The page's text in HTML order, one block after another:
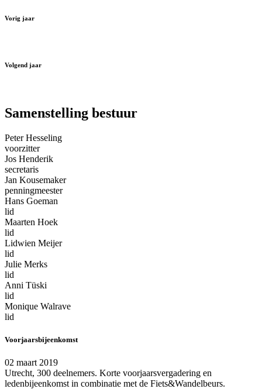
Vorig jaar
Volgend jaar
Samenstelling bestuur
Peter Hesseling
voorzitter
Jos Henderik
secretaris
Jan Kousemaker
penningmeester
Hans Goeman
lid
Maarten Hoek
lid
Lidwien Meijer
lid
Julie Merks
lid
Anni Tüski
lid
Monique Walrave
lid
Voorjaarsbijeenkomst
02 maart 2019
Utrecht, 300 deelnemers. Korte voorjaarsvergadering en
ledenbijeenkomst in combinatie met de Fiets&Wandelbeurs.